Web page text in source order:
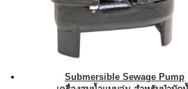
Submersible Sewage Pump